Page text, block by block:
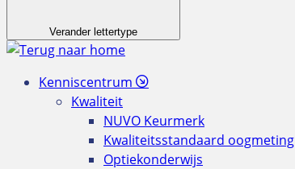
Verander lettertype
Kenniscentrum
Kwaliteit
NUVO Keurmerk
Kwaliteitsstandaard oogmeting
Optiekonderwijs